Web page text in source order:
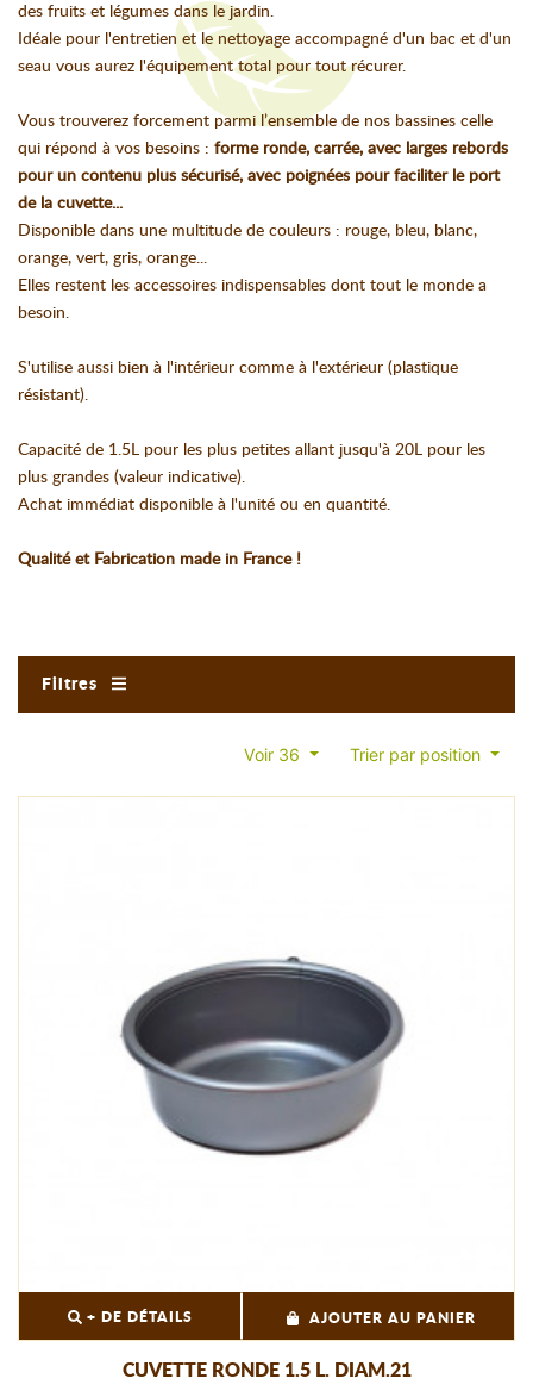
des fruits et légumes dans le jardin.
Idéale pour l'entretien et le nettoyage accompagné d'un bac et d'un
seau vous aurez l'équipement total pour tout récurer.
Vous trouverez forcement parmi l’ensemble de nos bassines celle
qui répond à vos besoins : forme ronde, carrée, avec larges rebords
pour un contenu plus sécurisé, avec poignées pour faciliter le port
de la cuvette...
Disponible dans une multitude de couleurs : rouge, bleu, blanc,
orange, vert, gris, orange...
Elles restent les accessoires indispensables dont tout le monde a
besoin.
S'utilise aussi bien à l'intérieur comme à l'extérieur (plastique
résistant).
Capacité de 1.5L pour les plus petites allant jusqu'à 20L pour les
plus grandes (valeur indicative).
Achat immédiat disponible à l'unité ou en quantité.
Qualité et Fabrication made in France !
Filtres
Voir 36 Trier par position
+ DE DÉTAILS AJOUTER AU PANIER
CUVETTE RONDE 1.5 L. DIAM.21